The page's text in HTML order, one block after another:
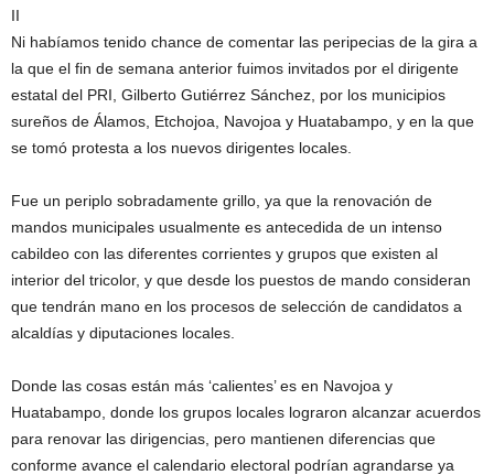
II
Ni habíamos tenido chance de comentar las peripecias de la gira a
la que el fin de semana anterior fuimos invitados por el dirigente
estatal del PRI, Gilberto Gutiérrez Sánchez, por los municipios
sureños de Álamos, Etchojoa, Navojoa y Huatabampo, y en la que
se tomó protesta a los nuevos dirigentes locales.
Fue un periplo sobradamente grillo, ya que la renovación de
mandos municipales usualmente es antecedida de un intenso
cabildeo con las diferentes corrientes y grupos que existen al
interior del tricolor, y que desde los puestos de mando consideran
que tendrán mano en los procesos de selección de candidatos a
alcaldías y diputaciones locales.
Donde las cosas están más ‘calientes’ es en Navojoa y
Huatabampo, donde los grupos locales lograron alcanzar acuerdos
para renovar las dirigencias, pero mantienen diferencias que
conforme avance el calendario electoral podrían agrandarse ya